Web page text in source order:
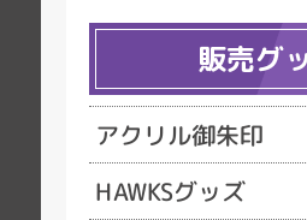
販売グ
アクリル御朱印
HAWKSグッズ